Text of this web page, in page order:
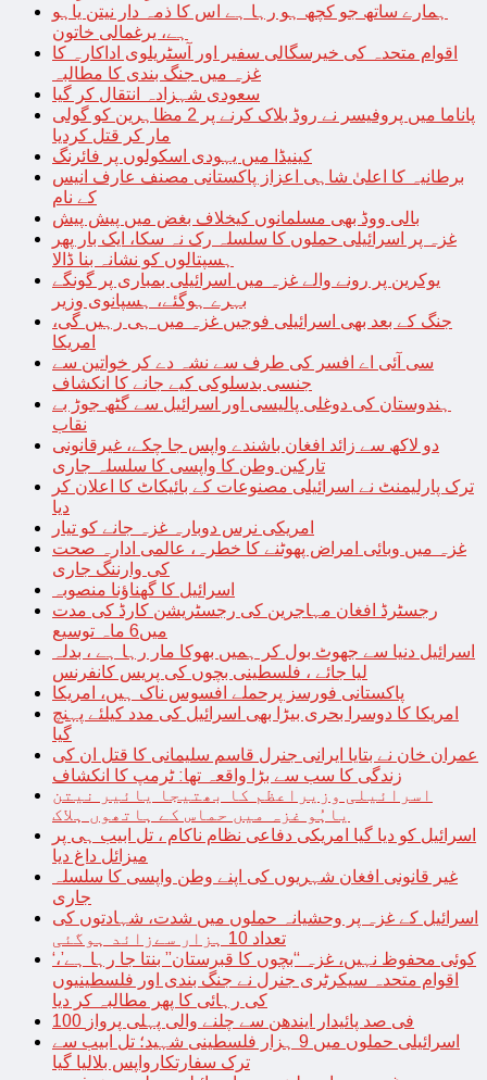
ہمارے ساتھ جو کچھ ہو رہا ہے اس کا ذمہ دار نیتن یاہو
ہے، یرغمالی خاتون
اقوام متحدہ کی خیرسگالی سفیر اور آسٹریلوی اداکارہ کا
غزہ میں جنگ بندی کا مطالبہ
سعودی شہزادہ انتقال کر گیا
پاناما میں پروفیسر نے روڈ بلاک کرنے پر 2 مظاہرین کو گولی
مار کر قتل کردیا
کینیڈا میں یہودی اسکولوں پر فائرنگ
برطانیہ کا اعلیٰ شاہی اعزاز پاکستانی مصنف عارف انیس
کے نام
بالی ووڈ بھی مسلمانوں کیخلاف بغض میں پیش پیش
غزہ پر اسرائیلی حملوں کا سلسلہ رک نہ سکا، ایک بار پھر
ہسپتالوں کو نشانہ بنا ڈالا
یوکرین پر رونے والے غزہ میں اسرائیلی بمباری پر گونگے
بہرے ہوگئے، ہسپانوی وزیر
جنگ کے بعد بھی اسرائیلی فوجیں غزہ میں ہی رہیں گی،
امریکا
سی آئی اے افسر کی طرف سے نشہ دے کر خواتین سے
جنسی بدسلوکی کیے جانے کا انکشاف
ہندوستان کی دوغلی پالیسی اور اسرائیل سے گٹھ جوڑ بے
نقاب
دو لاکھ سے زائد افغان باشندے واپس جا چکے، غیرقانونی
تارکین وطن کا واپسی کا سلسلہ جاری
ترک پارلیمنٹ نے اسرائیلی مصنوعات کے بائیکاٹ کا اعلان کر
دیا
امریکی نرس دوبارہ غزہ جانے کو تیار
غزہ میں وبائی امراض پھوٹنے کا خطرہ، عالمی ادارہ صحت
کی وارننگ جاری
اسرائیل کا گھناؤنا منصوبہ
رجسٹرڈ افغان مہاجرین کی رجسٹریشن کارڈ کی مدت
میں6 ماہ توسیع
اسرائیل دنیا سے جھوٹ بول کر ہمیں بھوکا مار رہا ہے ، بدلہ
لیا جائے ، فلسطینی بچوں کی پریس کانفرنس
پاکستانی فورسز پرحملے افسوس ناک ہیں، امریکا
امریکا کا دوسرا بحری بیڑا بھی اسرائیل کی مدد کیلئے پہنچ
گیا
عمران خان نے بتایا ایرانی جنرل قاسم سلیمانی کا قتل ان کی
زندگی کا سب سے بڑا واقعہ تھا: ٹرمپ کا انکشاف
اسرائیلی وزیراعظم کا بھتیجا یائیر نیتن
یاہُو غزہ میں حماس کے ہاتھوں ہلاک
اسرائیل کو دیا گیا امریکی دفاعی نظام ناکام ، تل ابیب ہی پر
میزائل داغ دیا
غیر قانونی افغان شہریوں کی اپنے وطن واپسی کا سلسلہ
جاری
اسرائیل کے غزہ پر وحشیانہ حملوں میں شدت، شہادتوں کی
تعداد 10 ہزار سےزائد ہوگئی
‘کوئی محفوظ نہیں، غزہ “بچوں کا قبرستان” بنتا جا رہا ہے’،
اقوام متحدہ سیکرٹری جنرل نے جنگ بندی اور فلسطینیوں
کی رہائی کا پھر مطالبہ کر دیا
100 فی صد پائیدار ایندھن سے چلنے والی پہلی پرواز
اسرائیلی حملوں میں 9 ہزار فلسطینی شہید؛ تل ابیب سے
ترک سفارتکارواپس بلالیا گیا